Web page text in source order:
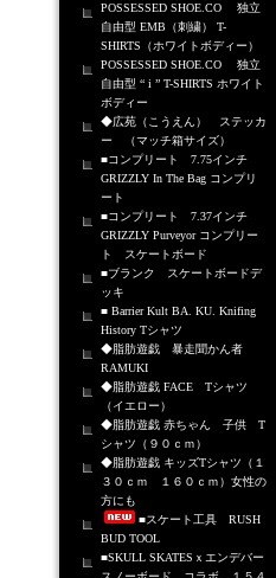
POSSESSED SHOE.CO 独立
自由型 EMB（刺繍） T-
SHIRTS（ホワイトボディー）
POSSESSED SHOE.CO 独立
自由型 “ i ” T-SHIRTS ホワイト
ボディー
◆広苑（こうえん） ステッカ
ー （マッチ箱サイズ）
■コンプリート 7.75インチ
GRIZZLY In The Bag コンプリ
ート
■コンプリート 7.37インチ
GRIZZLY Purveyor コンプリー
ト スケートボード
■ブランク スケートボードデ
ッキ
■ Barrier Kult BA. KU. Knifing
History Tシャツ
◆脂肪遊戯 暴走聞かん者
RAMUKI
◆脂肪遊戯 FACE Tシャツ
（イエロー）
◆脂肪遊戯 赤ちゃん 子供 T
シャツ（９０ｃｍ）
◆脂肪遊戯 キッズTシャツ（１
３０ｃｍ １６０ｃｍ）女性の
方にも
■スケート工具 RUSH
BUD TOOL
■SKULL SKATESｘエンデバー